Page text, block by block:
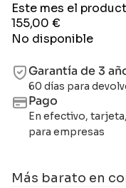
Este mes el
155,00€
No disponible
Garantía de 3
60 días para
Pago
En efectivo,
para empresas
Más barato en